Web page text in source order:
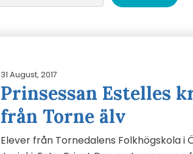
31 August, 2017
Prinsessan Estelles
från Torne älv
Elever från Tornedalens Folkhögskola